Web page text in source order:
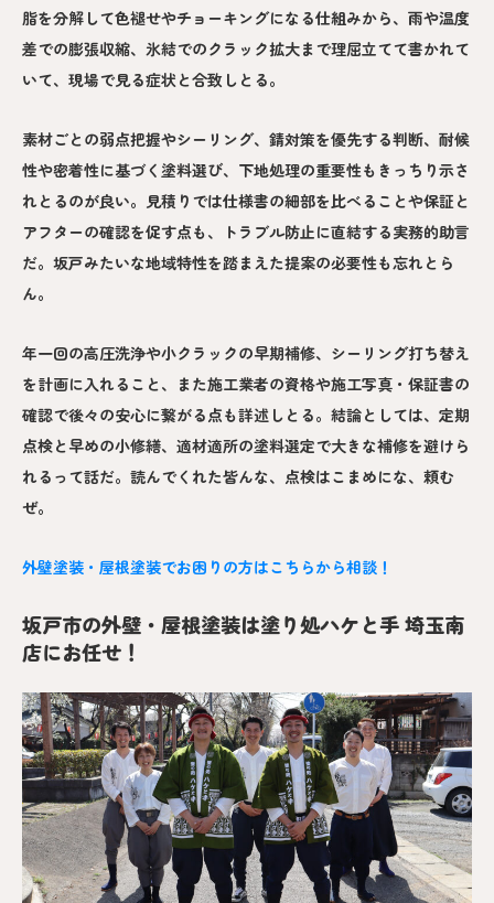
脂を分解して色褪せやチョーキングになる仕組みから、雨や温度
差での膨張収縮、氷結でのクラック拡大まで理屈立てて書かれて
いて、現場で見る症状と合致しとる。
素材ごとの弱点把握やシーリング、錆対策を優先する判断、耐候
性や密着性に基づく塗料選び、下地処理の重要性もきっちり示さ
れとるのが良い。見積りでは仕様書の細部を比べることや保証と
アフターの確認を促す点も、トラブル防止に直結する実務的助言
だ。坂戸みたいな地域特性を踏まえた提案の必要性も忘れとら
ん。
年一回の高圧洗浄や小クラックの早期補修、シーリング打ち替え
を計画に入れること、また施工業者の資格や施工写真・保証書の
確認で後々の安心に繋がる点も詳述しとる。結論としては、定期
点検と早めの小修繕、適材適所の塗料選定で大きな補修を避けら
れるって話だ。読んでくれた皆んな、点検はこまめにな、頼む
ぜ。
外壁塗装・屋根塗装でお困りの方はこちらから相談！
坂戸市の外壁・屋根塗装は塗り処ハケと手 埼玉南
店にお任せ！